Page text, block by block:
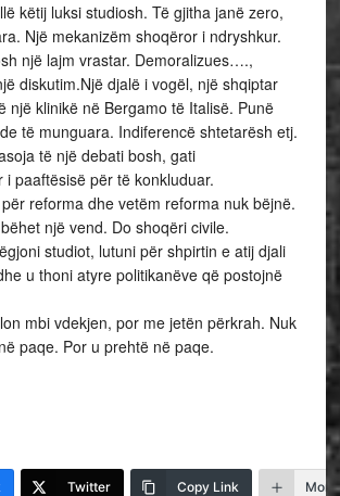
këtij luksi studiosh. Të gjitha janë zero,
Një mekanizëm shoqëror i ndryshkur.
një lajm vrastar. Demoralizues….,
diskutim.Një djalë i vogël, një shqiptar
një klinikë në Bergamo të Italisë. Punë
të munguara. Indiferencë shtetarësh etj.
të një debati bosh, gati
i paaftësisë për të konkluduar.
reforma dhe vetëm reforma nuk bëjnë.
një vend. Do shoqëri civile.
studiot, lutuni për shpirtin e atij djali
u thoni atyre politikanëve që postojnë
mbi vdekjen, por me jetën përkrah. Nuk
paqe. Por u prehtë në paqe.
Twitter Copy Link More